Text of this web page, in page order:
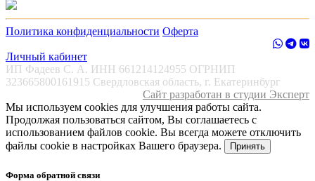
Политика конфиденциальности Оферта
Личный кабинет
ИП Фадеев С. А. ИНН 661214124955 ОГРНИП
323665800161915 Свердловская область, г. Екатеринбург
Сайт разработан в студии Эксперт
Мы используем cookies для улучшения работы сайта.
Продолжая пользоваться сайтом, Вы соглашаетесь с
использованием файлов cookie. Вы всегда можете отключить
файлы cookie в настройках Вашего браузера.
Принять
Форма обратной связи